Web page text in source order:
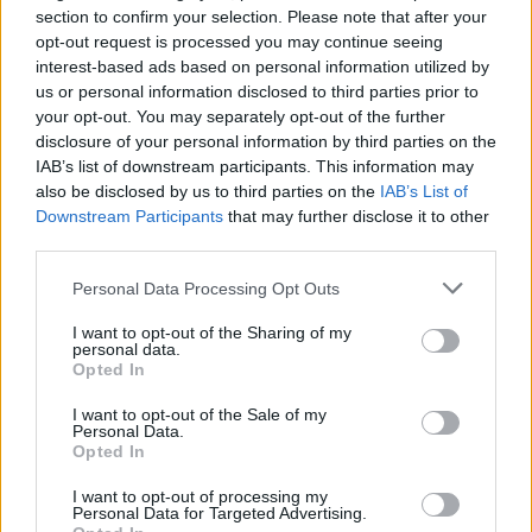
section to confirm your selection. Please note that after your
opt-out request is processed you may continue seeing
interest-based ads based on personal information utilized by
us or personal information disclosed to third parties prior to
your opt-out. You may separately opt-out of the further
disclosure of your personal information by third parties on the
IAB’s list of downstream participants. This information may
also be disclosed by us to third parties on the IAB’s List of
Downstream Participants that may further disclose it to other
Personal Data Processing Opt Outs
I want to opt-out of the Sharing of my
personal data.
Opted In
I want to opt-out of the Sale of my
Personal Data.
Opted In
I want to opt-out of processing my
Personal Data for Targeted Advertising.
Esim for Global
Esim for USA| Esim for Italy| Esim for Spain|Esim
for Turkey|Esim for Germany|Esim for Greece|